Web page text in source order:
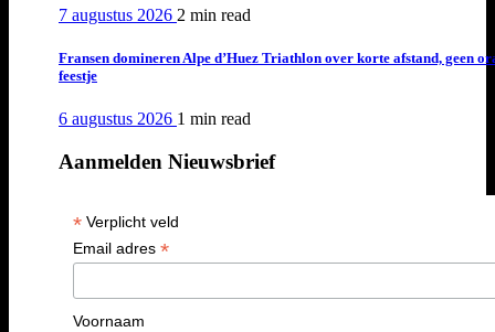
7 augustus 2026 2 min read
Fransen domineren Alpe d’Huez Triathlon over korte afstand, geen
feestje
6 augustus 2026 1 min read
Aanmelden Nieuwsbrief
*Verplicht veld
Email adres *
Voornaam